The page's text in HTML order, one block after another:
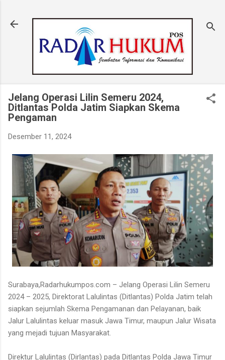
Jelang Operasi Lilin Semeru 2024,
Ditlantas Polda Jatim Siapkan Skema
Pengaman
Desember 11, 2024
Surabaya,Radarhukumpos.com – Jelang Operasi Lilin Semeru
2024 – 2025, Direktorat Lalulintas (Ditlantas) Polda Jatim telah
siapkan sejumlah Skema Pengamanan dan Pelayanan, baik
Jalur Lalulintas keluar masuk Jawa Timur, maupun Jalur Wisata
yang mejadi tujuan Masyarakat.
Direktur Lalulintas (Dirlantas) pada Ditlantas Polda Jawa Timur